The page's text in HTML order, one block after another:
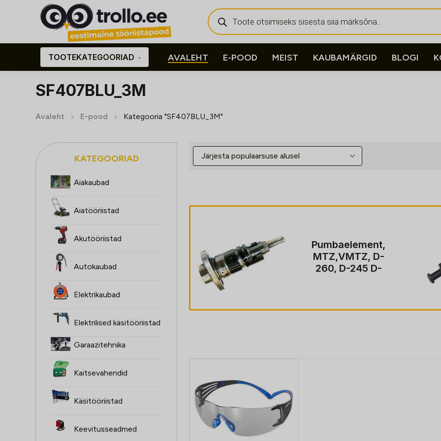
Products
search
TOOTEKATEGOORIAD AVALEHT E-POOD MEIST KAUBAMÄRGID BLOGI
SF407BLU_3M
Avaleht E-pood Kategooria "SF407BLU_3M"
KATEGOORIAD
Aiakaubad
Aiatööriistad
Akutööriistad
Autokaubad
Elektrikaubad
Elektrilised käsitööriistad
Garaazitehnika
Kaitsevahendid
Käsitööriistad
Keevitusseadmed
Pumbaelement,
MTZ,VMTZ, D-
260, D-245 D-
260,-11E2, D-245
- 9E2, BELARUS-
€